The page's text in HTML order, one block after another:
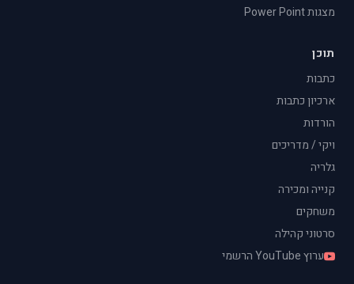
מצגות Power Point
תוכן
כתבות
ארכיון כתבות
הורדות
ויקי / מדריכים
גלריה
קנייה ומכירה
משחקים
סרטוני קהילה
ערוץ YouTube הרשמי